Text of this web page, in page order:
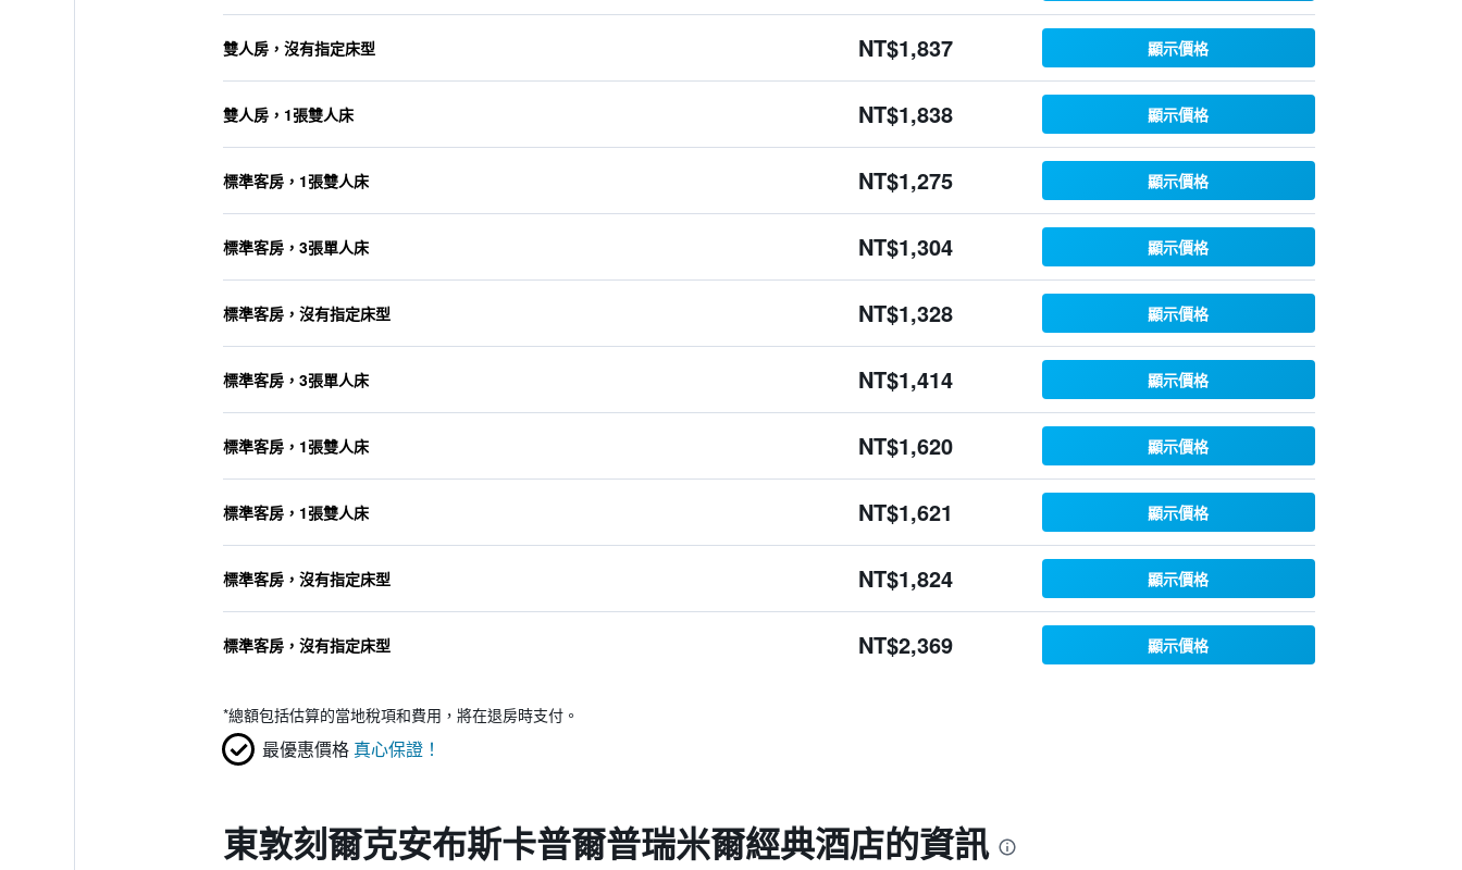
雙人房，沒有指定床型 NT$1,837 顯示價格
雙人房，1張雙人床 NT$1,838 顯示價格
標準客房，1張雙人床 NT$1,275 顯示價格
標準客房，3張單人床 NT$1,304 顯示價格
標準客房，沒有指定床型 NT$1,328 顯示價格
標準客房，3張單人床 NT$1,414 顯示價格
標準客房，1張雙人床 NT$1,620 顯示價格
標準客房，1張雙人床 NT$1,621 顯示價格
標準客房，沒有指定床型 NT$1,824 顯示價格
標準客房，沒有指定床型 NT$2,369 顯示價格
*總額包括估算的當地稅項和費用，將在退房時支付。
最優惠價格 真心保證！
東敦刻爾克安布斯卡普爾普瑞米爾經典酒店的資訊